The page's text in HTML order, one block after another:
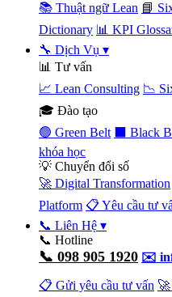
📚 Thuật ngữ Lean 📘
Dictionary 📊 KPI
🔧 Dịch Vụ ▾
📊 Tư vấn
📈 Lean Consulting 📉
🎓 Đào tạo
🟢 Green Belt
⬛ Black
khóa học
💡 Chuyển đổi số
🚀 Digital Transformation
Platform 📋 Yêu cầu tư
📞 Liên Hệ ▾
📞 Hotline
📞 098 905 1920 ✉️
📋 Gửi yêu cầu tư vấn 🚀